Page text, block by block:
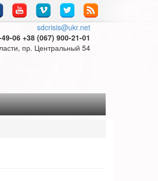
sdcrisis@ukr.net
06 +38 (067) 900-21-01
пр. Центральный 54